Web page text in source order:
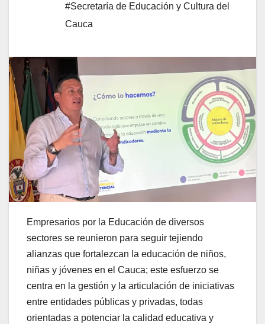
#Secretaría de Educación y Cultura del
Cauca
Empresarios por la Educación de diversos
sectores se reunieron para seguir tejiendo
alianzas que fortalezcan la educación de niños,
niñas y jóvenes en el Cauca; este esfuerzo se
centra en la gestión y la articulación de iniciativas
entre entidades públicas y privadas, todas
orientadas a potenciar la calidad educativa y